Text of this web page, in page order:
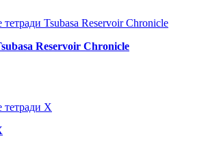
Reservoir Chronicle